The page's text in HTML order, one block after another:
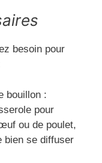
besoin pour
bouillon :
pour
ou de poulet,
bien se diffuser